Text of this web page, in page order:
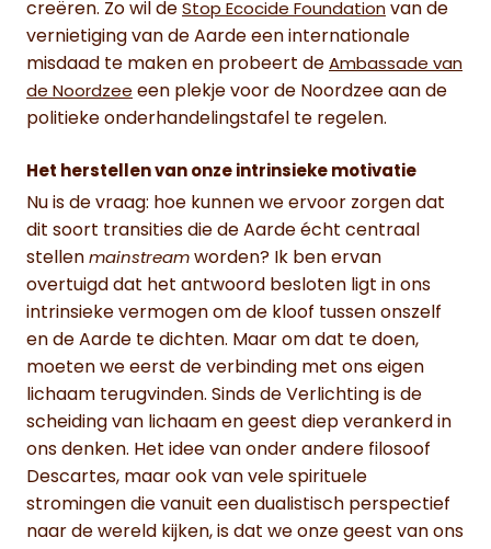
creëren. Zo wil de Stop Ecocide Foundation van de
vernietiging van de Aarde een internationale
misdaad te maken en probeert de Ambassade van
de Noordzee een plekje voor de Noordzee aan de
politieke onderhandelingstafel te regelen.
Het herstellen van onze intrinsieke motivatie
Nu is de vraag: hoe kunnen we ervoor zorgen dat
dit soort transities die de Aarde écht centraal
stellen mainstream worden? Ik ben ervan
overtuigd dat het antwoord besloten ligt in ons
intrinsieke vermogen om de kloof tussen onszelf
en de Aarde te dichten. Maar om dat te doen,
moeten we eerst de verbinding met ons eigen
lichaam terugvinden. Sinds de Verlichting is de
scheiding van lichaam en geest diep verankerd in
ons denken. Het idee van onder andere filosoof
Descartes, maar ook van vele spirituele
stromingen die vanuit een dualistisch perspectief
naar de wereld kijken, is dat we onze geest van ons